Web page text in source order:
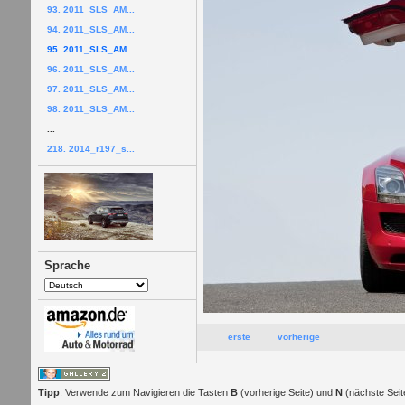
93. 2011_SLS_AM...
94. 2011_SLS_AM...
95. 2011_SLS_AM...
96. 2011_SLS_AM...
97. 2011_SLS_AM...
98. 2011_SLS_AM...
218. 2014_r197_s...
Sprache
erste vorherige
Tipp: Verwende zum Navigieren die Tasten B(vorherige Seite) und N(nächste